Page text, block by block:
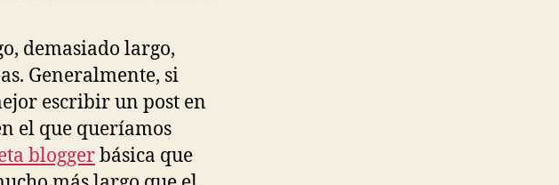
demasiado largo,
Generalmente, si
escribir un post en
el que queríamos
bloggerbásica que